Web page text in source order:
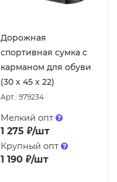
Дорожная
спортивная сумка с
карманом для обуви
(30 х 45 х 22)
Арт.: 979234
Мелкий опт
1 275 ₽/шт
Крупный опт
1 190₽/шт